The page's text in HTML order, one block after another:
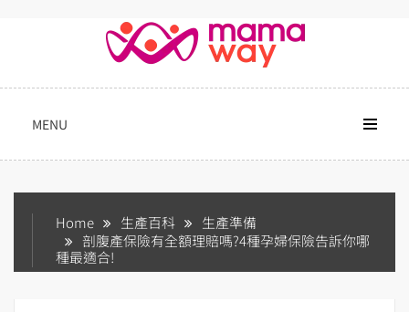
MENU
Home 生產百科
生產準備
剖腹產保險有全額理賠嗎?4種孕婦保險告訴你哪
種最適合!